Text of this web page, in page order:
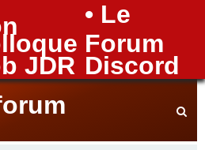
• Le
Forum
JDR Discord